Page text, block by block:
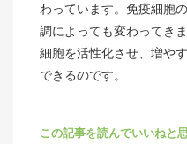
わっています。免疫細胞
調によっても変わってき
細胞を活性化させ、増や
できるのです。